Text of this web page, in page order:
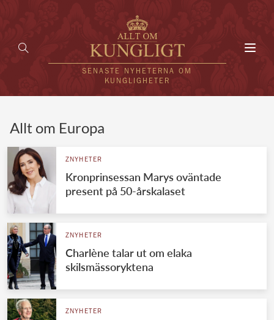
SENASTE NYHETERNA OM
KUNGLIGHETER
UTLÄNDSKT
VÄRLDENS KUNGAHUS
Svenska kungahuset
Brittiska kungahuset
Danska kungahuset
REDAKTION
Allt om Europa
ZNYHETER
Kronprinsessan Marys oväntade
present på 50-årskalaset
ZNYHETER
Charlène talar ut om elaka
skilsmässoryktena
ZNYHETER